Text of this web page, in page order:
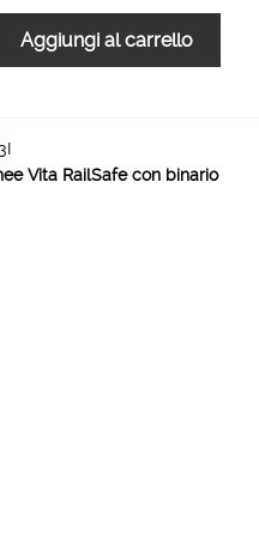
era:
è:
Aggiungi al carrello
Vita RailSafe con binario